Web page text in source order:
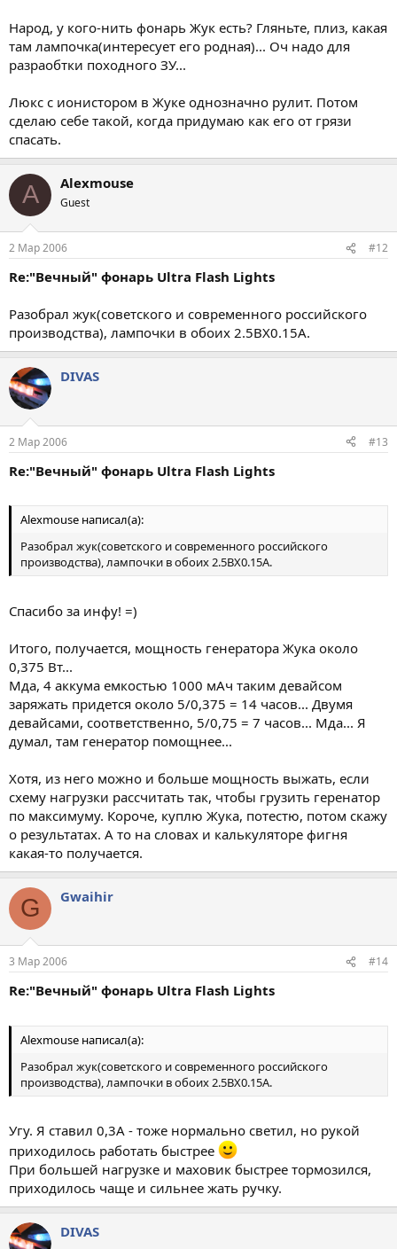
Народ, у кого-нить фонарь Жук есть? Гляньте, плиз, какая
там лампочка(интересует его родная)... Оч надо для
разраобтки походного ЗУ...
Люкс с ионистором в Жуке однозначно рулит. Потом
сделаю себе такой, когда придумаю как его от грязи
спасать.
A Alexmouse
Guest
2 Мар 2006 #12
Re:"Вечный" фонарь Ultra Flash Lights
Разобрал жук(советского и современного российского
производства), лампочки в обоих 2.5ВХ0.15А.
DIVAS
2 Мар 2006 #13
Re:"Вечный" фонарь Ultra Flash Lights
Alexmouse написал(а):
Разобрал жук(советского и современного российского
производства), лампочки в обоих 2.5ВХ0.15А.
Спасибо за инфу! =)
Итого, получается, мощность генератора Жука около
0,375 Вт...
Мда, 4 аккума емкостью 1000 мАч таким девайсом
заряжать придется около 5/0,375 = 14 часов... Двумя
девайсами, соответственно, 5/0,75 = 7 часов... Мда... Я
думал, там генератор помощнее...
Хотя, из него можно и больше мощность выжать, если
схему нагрузки рассчитать так, чтобы грузить геренатор
по максимуму. Короче, куплю Жука, потестю, потом скажу
о результатах. А то на словах и калькуляторе фигня
какая-то получается.
G Gwaihir
3 Мар 2006 #14
Re:"Вечный" фонарь Ultra Flash Lights
Alexmouse написал(а):
Разобрал жук(советского и современного российского
производства), лампочки в обоих 2.5ВХ0.15А.
Угу. Я ставил 0,3А - тоже нормально светил, но рукой
приходилось работать быстрее
При большей нагрузке и маховик быстрее тормозился,
приходилось чаще и сильнее жать ручку.
DIVAS